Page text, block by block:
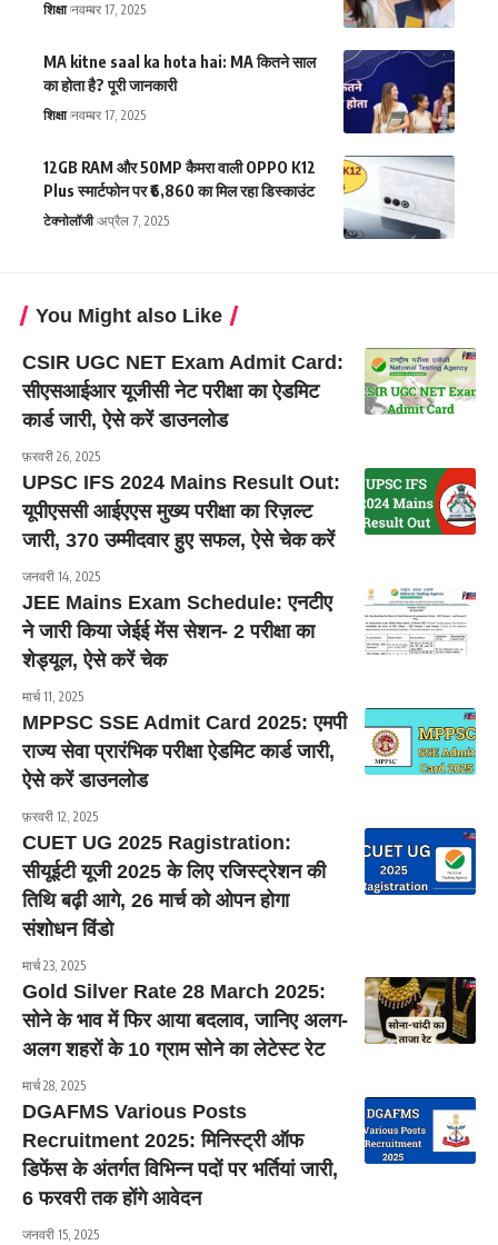
शिक्षा नवम्बर 17, 2025
MA kitne saal ka hota hai: MA कितने साल
का होता है? पूरी जानकारी
शिक्षा नवम्बर 17, 2025
12GB RAM और 50MP कैमरा वाली OPPO K12
Plus स्मार्टफोन पर ₹6,860 का मिल रहा डिस्काउंट
टेक्नोलॉजी अप्रैल 7, 2025
You Might also Like
CSIR UGC NET Exam Admit Card:
सीएसआईआर यूजीसी नेट परीक्षा का ऐडमिट
कार्ड जारी, ऐसे करें डाउनलोड
फ़रवरी 26, 2025
UPSC IFS 2024 Mains Result Out:
यूपीएससी आईएएस मुख्य परीक्षा का रिज़ल्ट
जारी, 370 उम्मीदवार हुए सफल, ऐसे चेक करें
जनवरी 14, 2025
JEE Mains Exam Schedule: एनटीए
ने जारी किया जेईई मेंस सेशन- 2 परीक्षा का
शेड्यूल, ऐसे करें चेक
मार्च 11, 2025
MPPSC SSE Admit Card 2025: एमपी
राज्य सेवा प्रारंभिक परीक्षा ऐडमिट कार्ड जारी,
ऐसे करें डाउनलोड
फ़रवरी 12, 2025
CUET UG 2025 Ragistration:
सीयूईटी यूजी 2025 के लिए रजिस्ट्रेशन की
तिथि बढ़ी आगे, 26 मार्च को ओपन होगा
संशोधन विंडो
मार्च 23, 2025
Gold Silver Rate 28 March 2025:
सोने के भाव में फिर आया बदलाव, जानिए अलग-
अलग शहरों के 10 ग्राम सोने का लेटेस्ट रेट
मार्च 28, 2025
DGAFMS Various Posts
Recruitment 2025: मिनिस्ट्री ऑफ
डिफेंस के अंतर्गत विभिन्न पदों पर भर्तियां जारी,
6 फरवरी तक होंगे आवेदन
जनवरी 15, 2025